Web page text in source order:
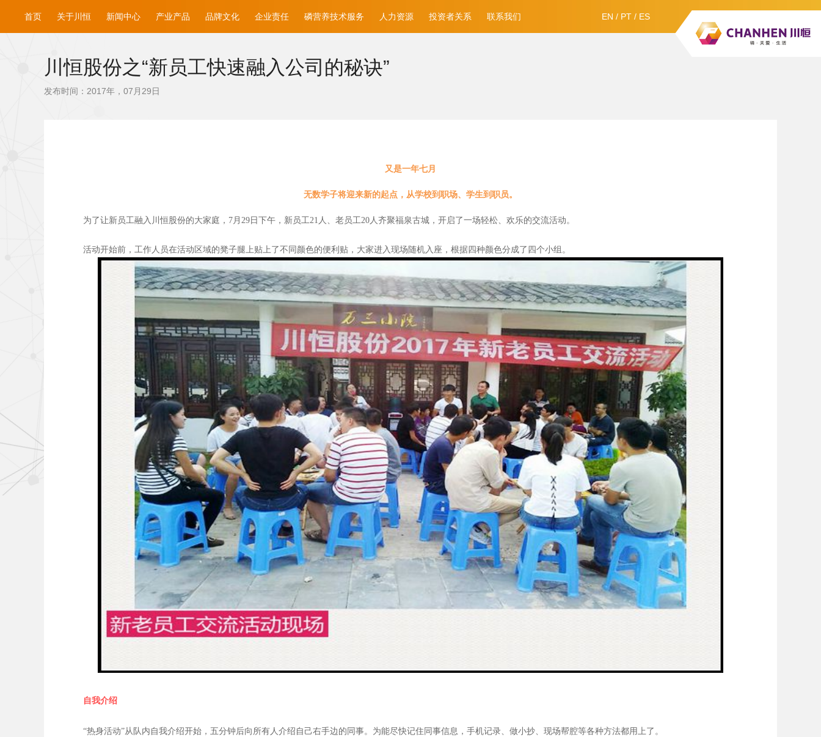
EN / PT / ES
首页 关于川恒 新闻中心 产业产品 品牌文化 企业责任 磷营养技术服务 人力资源 投资者关系 联系我们
川恒股份之“新员工快速融入公司的秘诀”
发布时间：2017年，07月29日
又是一年七月
无数学子将迎来新的起点，从学校到职场、学生到职员。
为了让新员工融入川恒股份的大家庭，7月29日下午，新员工21人、老员工20人齐聚福泉古城，开启了一场轻松、欢乐的交流活动。
活动开始前，工作人员在活动区域的凳子腿上贴上了不同颜色的便利贴，大家进入现场随机入座，根据四种颜色分成了四个小组。
自我介绍
“热身活动”从队内自我介绍开始，五分钟后向所有人介绍自己右手边的同事。为能尽快记住同事信息，手机记录、做小抄、现场帮腔等各种方法都用上了。